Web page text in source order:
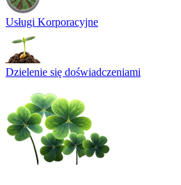
Usługi Korporacyjne
Dzielenie się doświadczeniami